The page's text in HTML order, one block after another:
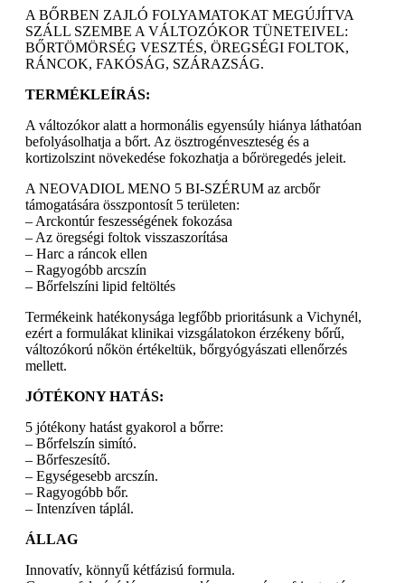
A BŐRBEN ZAJLÓ FOLYAMATOKAT MEGÚJÍTVA
SZÁLL SZEMBE A VÁLTOZÓKOR TÜNETEIVEL:
BŐRTÖMÖRSÉG VESZTÉS, ÖREGSÉGI FOLTOK,
RÁNCOK, FAKÓSÁG, SZÁRAZSÁG.
TERMÉKLEÍRÁS:
A változókor alatt a hormonális egyensúly hiánya láthatóan
befolyásolhatja a bőrt. Az ösztrogénveszteség és a
kortizolszint növekedése fokozhatja a bőröregedés jeleit.
A NEOVADIOL MENO 5 BI-SZÉRUM az arcbőr
támogatására összpontosít 5 területen:
– Arckontúr feszességének fokozása
– Az öregségi foltok visszaszorítása
– Harc a ráncok ellen
– Ragyogóbb arcszín
– Bőrfelszíni lipid feltöltés
Termékeink hatékonysága legfőbb prioritásunk a Vichynél,
ezért a formulákat klinikai vizsgálatokon érzékeny bőrű,
változókorú nőkön értékeltük, bőrgyógyászati ellenőrzés
mellett.
JÓTÉKONY HATÁS:
5 jótékony hatást gyakorol a bőrre:
– Bőrfelszín simító.
– Bőrfeszesítő.
– Egységesebb arcszín.
– Ragyogóbb bőr.
– Intenzíven táplál.
ÁLLAG
Innovatív, könnyű kétfázisú formula.